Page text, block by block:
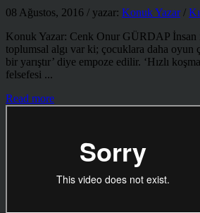
08 Ağustos, 2016 / yazar: Konuk Yazar/
Konuk Yazar: Cenk Onur GÜRDAP İnsan
toplumsal algı var ki; çocuklara daha oyun
bir yarıştır’ diye empoze edilir. ‘Hızlı
felsefesi ...
Read more